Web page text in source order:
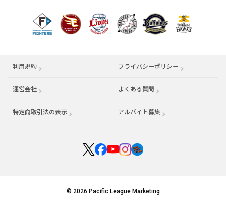
利用規約 プライバシーポリシー
運営会社 （別ウィンドウで開く） よくある質問
特定商取引法の表示 アルバイト募集 （別ウィンドウで開く
© 2026 Pacific League Marketing